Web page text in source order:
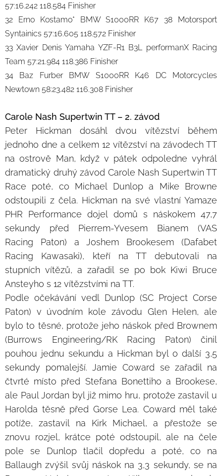
57:16.242 118.584 Finisher
32 Erno Kostamo* BMW S1000RR K67 38 Motorsport
Syntainics 57:16.605 118.572 Finisher
33 Xavier Denis Yamaha YZF-R1 B3L performanX Racing
Team 57:21.984 118.386 Finisher
34 Baz Furber BMW S1000RR K46 DC Motorcycles
Newtown 58:23.482 116.308 Finisher
Carole Nash Supertwin TT – 2. závod
Peter Hickman dosáhl dvou vítězství během
jednoho dne a celkem 12 vítězství na závodech TT
na ostrově Man, když v pátek odpoledne vyhrál
dramatický druhý závod Carole Nash Supertwin TT
Race poté, co Michael Dunlop a Mike Browne
odstoupili z čela. Hickman na své vlastní Yamaze
PHR Performance dojel domů s náskokem 47,7
sekundy před Pierrem-Yvesem Bianem (VAS
Racing Paton) a Joshem Brookesem (Dafabet
Racing Kawasaki), kteří na TT debutovali na
stupních vítězů, a zařadil se po bok Kiwi Bruce
Ansteyho s 12 vítězstvími na TT.
Podle očekávání vedl Dunlop (SC Project Corse
Paton) v úvodním kole závodu Glen Helen, ale
bylo to těsné, protože jeho náskok před Brownem
(Burrows Engineering/RK Racing Paton) činil
pouhou jednu sekundu a Hickman byl o další 3,5
sekundy pomalejší. Jamie Coward se zařadil na
čtvrté místo před Stefana Bonettiho a Brookese,
ale Paul Jordan byl již mimo hru, protože zastavil u
Harolda těsně před Gorse Lea. Coward měl také
potíže, zastavil na Kirk Michael, a přestože se
znovu rozjel, krátce poté odstoupil, ale na čele
pole se Dunlop tlačil dopředu a poté, co na
Ballaugh zvýšil svůj náskok na 3,3 sekundy, se na